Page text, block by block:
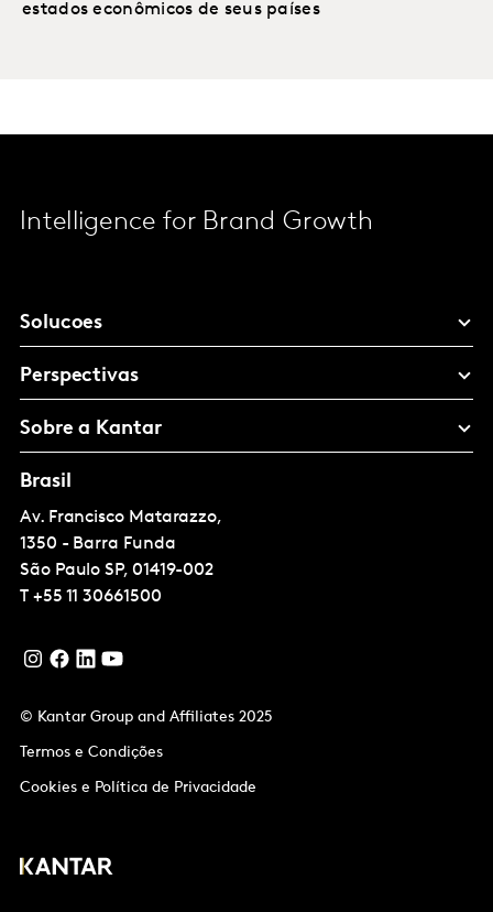
estados econômicos de seus países
Intelligence for Brand Growth
Solucoes
Perspectivas
Sobre a Kantar
Brasil
Av. Francisco Matarazzo,
1350 - Barra Funda
São Paulo SP, 01419-002
T +55 11 30661500
© Kantar Group and Affiliates 2025
Termos e Condições
Cookies e Política de Privacidade